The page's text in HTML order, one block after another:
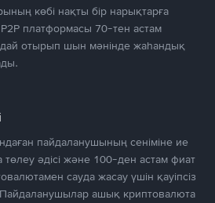
көбі нақты бір нарықтарға
платформасы 70-тен астам
отырып шын мәнінде жаһандық
пайдаланушының сеніміне ие
әдісі және 100-ден астам фиат
сауда жасау үшін қауіпсіз
ашық криптовалюта